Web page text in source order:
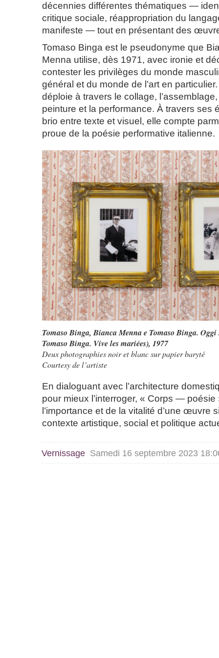
décennies différentes thématiques —
critique sociale, réappropriation du
manifeste — tout en présentant des
Tomaso Binga est le pseudonyme que
Menna utilise, dès 1971, avec ironie et
contester les privilèges du monde
général et du monde de l’art en
déploie à travers le collage,
peinture et la performance. À travers ses
brio entre texte et visuel, elle compte
proue de la poésie performative italienne.
Tomaso Binga,Bianca Menna e Tomaso Binga. Oggi
Tomaso Binga. Vive les mariées), 1977
Deux photographies noir et blanc sur papier baryté
Courtesy de l’artiste
En dialoguant avec l’architecture
pour mieux l’interroger, « Corps — poésie
l’importance et de la vitalité d’une œuvre
contexte artistique, social et politique
Vernissage Samedi 16 septembre 2023